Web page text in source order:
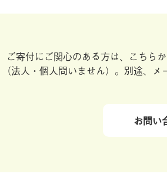
ご寄付にご関心のある方は、こちら
（法人・個人問いません）。別途、
お問い